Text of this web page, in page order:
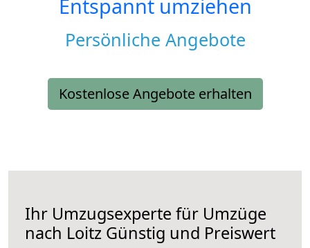
Entspannt umziehen
Persönliche Angebote
Kostenlose Angebote erhalten
Ihr Umzugsexperte für Umzüge
nach Loitz Günstig und Preiswert